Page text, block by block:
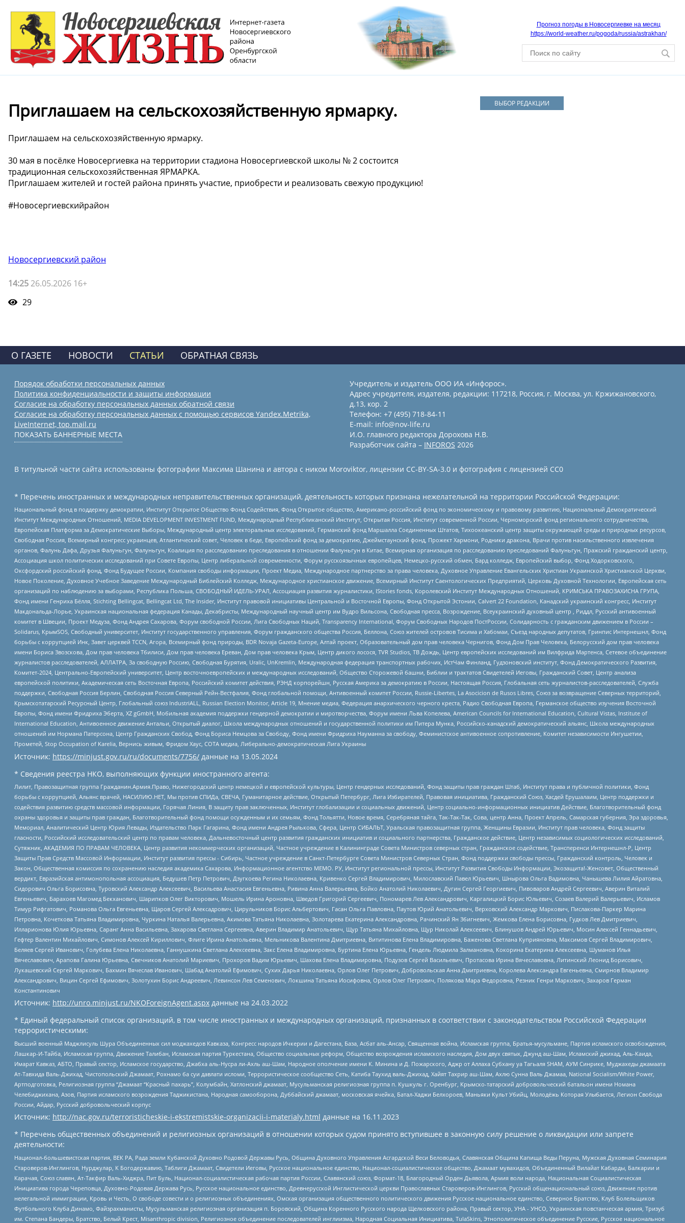
Прогноз погоды в Новосергиевке на месяц
https://world-weather.ru/pogoda/russia/astrakhan/
Приглашаем на сельскохозяйственную ярмарку.
Приглашаем на сельскохозяйственную ярмарку.
30 мая в посёлке Новосергиевка на территории стадиона Новосергиевской школы № 2 состоится
традиционная сельскохозяйственная ЯРМАРКА.
Приглашаем жителей и гостей района принять участие, приобрести и реализовать свежую продукцию!
#Новосергиевскийрайон
Новосергиевский район
14:25 26.05.2026 16+
29
ВЫБОР РЕДАКЦИИ
О ГАЗЕТЕ НОВОСТИ СТАТЬИ ОБРАТНАЯ СВЯЗЬ
Порядок обработки персональных данных
Политика конфиденциальности и защиты информации
Согласие на обработку персональных данных обратной связи
Согласие на обработку персональных данных с помощью сервисов Yandex.Metrika,
LiveInternet, top.mail.ru
ПОКАЗАТЬ БАННЕРНЫЕ МЕСТА
Учредитель и издатель ООО ИА «Инфорос».
Адрес учредителя, издателя, редакции: 117218, Россия, г. Москва, ул. Кржижановского,
д.13, кор. 2
Телефон: +7 (495) 718-84-11
E-mail: info@nov-life.ru
И.О. главного редактора Дорохова Н.В.
Разработчик сайта – INFOROS 2026
В титульной части сайта использованы фотографии Максима Шанина и автора с ником Moroviktor, лицензии CC-BY-SA-3.0 и фотография с лицензией СС0
* Перечень иностранных и международных неправительственных организаций, деятельность которых признана нежелательной на территории Российской Федерации:
Национальный фонд в поддержку демократии, Институт Открытое Общество Фонд Содействия, Фонд Открытое общество, Американо-российский фонд по экономическому и правовому развитию, Национальный Демократический
Институт Международных Отношений, MEDIA DEVELOPMENT INVESTMENT FUND, Международный Республиканский Институт, Открытая Россия, Институт современной России, Черноморский фонд регионального сотрудничества,
Европейская Платформа за Демократические Выборы, Международный центр электоральных исследований, Германский фонд Маршалла Соединенных Штатов, Тихоокеанский центр защиты окружающей среды и природных ресурсов,
Свободная Россия, Всемирный конгресс украинцев, Атлантический совет, Человек в беде, Европейский фонд за демократию, Джеймстаунский фонд, Прожект Хармони, Родники дракона, Врачи против насильственного извлечения
органов, Фалунь Дафа, Друзья Фалуньгун, Фалуньгун, Коалиция по расследованию преследования в отношении Фалуньгун в Китае, Всемирная организация по расследованию преследований Фалуньгун, Пражский гражданский центр,
Ассоциация школ политических исследований при Совете Европы, Центр либеральной современности, Форум русскоязычных европейцев, Немецко-русский обмен, Бард колледж, Европейский выбор, Фонд Ходорковского,
Оксфордский российский фонд, Фонд Будущее России, Компания свободы информации, Проект Медиа, Международное партнерство за права человека, Духовное Управление Евангельских Христиан Украинской Христианской Церкви,
Новое Поколение, Духовное Учебное Заведение Международный Библейский Колледж, Международное христианское движение, Всемирный Институт Саентологических Предприятий, Церковь Духовной Технологии, Европейская сеть
организаций по наблюдению за выборами, Республика Польша, СВОБОДНЫЙ ИДЕЛЬ-УРАЛ, Ассоциация развития журналистики, IStories fonds, Королевский Институт Международных Отношений, КРИМСЬКА ПРАВОЗАХИСНА ГРУПА,
Фонд имени Генриха Бёлля, Stichting Bellingcat, Bellingcat Ltd, The Insider, Институт правовой инициативы Центральной и Восточной Европы, Фонд Открытой Эстонии, Calvert 22 Foundation, Канадский украинский конгресс, Институт
Макдональда-Лорье, Украинская национальная федерация Канады, Декабристы, Международный научный центр им Вудро Вильсона, Свободная пресса, Возрождение, Всеукраинский духовный центр , Риддл, Русский антивоенный
комитет в Швеции, Проект Медуза, Фонд Андрея Сахарова, Форум свободной России, Лига Свободных Наций, Transparеncy International, Форум Свободных Народов ПостРоссии, Солидарность с гражданским движением в России –
Solidarus, КрымSOS, Свободный университет, Институт государственного управления, Форум гражданского общества Россия, Беллона, Союз жителей островов Тисима и Хабомаи, Съезд народных депутатов, Гринпис Интернешнл, Фонд
борьбы с коррупцией Инк, Завет церквей TCCN, Агора, Всемирный фонд природы, BDR Novaja Gazeta-Europe, Алтай проект, Образовательный дом прав человека Чернигов, Фонд Дом Прав Человека, Белорусский дом прав человека
имени Бориса Звозскова, Дом прав человека Тбилиси, Дом прав человека Ереван, Дом прав человека Крым, Центр дикого лосося, TVR Studios, ТВ Дождь, Центр европейских исследований им Вилфрида Мартенса, Сетевое объединение
журналистов расследователей, АЛЛАТРА, За свободную Россию, Свободная Бурятия, Uralic, UnKremlin, Международная федерация транспортных рабочих, ИстЧам Финланд, Гудзоновский институт, Фонд Демократического Развития,
Комитет-2024, Центрально-Европейский университет, Центр восточноевропейских и международных исследований, Общество Сторожевой башни, Библии и трактатов Свидетелей Иеговы, Гражданский Совет, Центр анализа
европейской политики, Академическая сеть Восточная Европа, Российский комитет действия, РЭНД корпорейшн, Русская Америка за демократию в России, Настоящая Россия, Глобальная сеть журналистов-расследователей, Служба
поддержки, Свободная Россия Берлин, Свободная Россия Северный Рейн-Вестфалия, Фонд глобальной помощи, Антивоенный комитет России, Russie-Libertes, La Asocicion de Rusos Libres, Союз за возвращение Северных территорий,
Крымскотатарский Ресурсный Центр, Глобальный союз IndustriALL, Russian Election Monitor, Article 19, Мнение медиа, Федерация анархического черного креста, Радио Свободная Европа, Германское общество изучения Восточной
Европы, Фонд имени Фридриха Эберта, XZ gGmbH, Мобильная академия поддержки гендерной демократии и миротворчества, Форум имени Льва Копелева, American Councils for International Education, Cultural Vistas, Institute of
International Education, Антивоенное движение Антальи, Открытый диалог, Школа международных отношений и государственной политики им Питера Мунка, Российско-канадский демократический альянс, Школа международных
отношений им Нормана Патерсона, Центр Гражданских Свобод, Фонд Бориса Немцова за Свободу, Фонд имени Фридриха Науманна за свободу, Феминистское антивоенное сопротивление, Комитет независимости Ингушетии,
Прометей, Stop Occupation of Karelia, Вернись живым, Фридом Хаус, СОТА медиа, Либерально-демократическая Лига Украины
Источник: https://minjust.gov.ru/ru/documents/7756/ данные на 13.05.2024
* Сведения реестра НКО, выполняющих функции иностранного агента:
Лилит, Правозащитная группа Гражданин.Армия.Право, Нижегородский центр немецкой и европейской культуры, Центр гендерных исследований, Фонд защиты прав граждан Штаб, Институт права и публичной политики, Фонд
борьбы с коррупцией, Альянс врачей, НАСИЛИЮ.НЕТ, Мы против СПИДа, СВЕЧА, Гуманитарное действие, Открытый Петербург, Лига Избирателей, Правовая инициатива, Гражданский Союз, Хасдей Ерушалаим, Центр поддержки и
содействия развитию средств массовой информации, Горячая Линия, В защиту прав заключенных, Институт глобализации и социальных движений, Центр социально-информационных инициатив Действие, Благотворительный фонд
охраны здоровья и защиты прав граждан, Благотворительный фонд помощи осужденным и их семьям, Фонд Тольятти, Новое время, Серебряная тайга, Так-Так-Так, Сова, центр Анна, Проект Апрель, Самарская губерния, Эра здоровья,
Мемориал, Аналитический Центр Юрия Левады, Издательство Парк Гагарина, Фонд имени Андрея Рылькова, Сфера, Центр СИБАЛЬТ, Уральская правозащитная группа, Женщины Евразии, Институт прав человека, Фонд защиты
гласности, Российский исследовательский центр по правам человека, Дальневосточный центр развития гражданских инициатив и социального партнерства, Гражданское действие, Центр независимых социологических исследований,
Сутяжник, АКАДЕМИЯ ПО ПРАВАМ ЧЕЛОВЕКА, Центр развития некоммерческих организаций, Частное учреждение в Калининграде Совета Министров северных стран, Гражданское содействие, Трансперенси Интернешнл-Р, Центр
Защиты Прав Средств Массовой Информации, Институт развития прессы - Сибирь, Частное учреждение в Санкт-Петербурге Совета Министров Северных Стран, Фонд поддержки свободы прессы, Гражданский контроль, Человек и
Закон, Общественная комиссия по сохранению наследия академика Сахарова, Информационное агентство МЕМО. РУ, Институт региональной прессы, Институт Развития Свободы Информации, Экозащита!-Женсовет, Общественный
вердикт, Евразийская антимонопольная ассоциация, Бедушев Петр Петрович, Дзугкоева Регина Николаевна, Кривенко Сергей Владимирович, Милославский Павел Юрьевич, Шнырова Ольга Вадимовна, Чанышева Лилия Айратовна,
Сидорович Ольга Борисовна, Туровский Александр Алексеевич, Васильева Анастасия Евгеньевна, Ривина Анна Валерьевна, Бойко Анатолий Николаевич, Дугин Сергей Георгиевич, Пивоваров Андрей Сергеевич, Аверин Виталий
Евгеньевич, Барахоев Магомед Бекханович, Шарипков Олег Викторович, Мошель Ирина Ароновна, Шведов Григорий Сергеевич, Пономарев Лев Александрович, Каргалицкий Борис Юльевич, Созаев Валерий Валерьевич, Исламов
Тимур Рифгатович, Романова Ольга Евгеньевна, Щаров Сергей Алексадрович, Цирульников Борис Альбертович, Гасан Ольга Павловна, Паутов Юрий Анатольевич, Верховский Александр Маркович, Пислакова-Паркер Марина
Петровна, Кочеткова Татьяна Владимировна, Чуркина Наталья Валерьевна, Акимова Татьяна Николаевна, Золотарева Екатерина Александровна, Рачинский Ян Збигневич, Жемкова Елена Борисовна, Гудков Лев Дмитриевич,
Илларионова Юлия Юрьевна, Саранг Анна Васильевна, Захарова Светлана Сергеевна, Аверин Владимир Анатольевич, Щур Татьяна Михайловна, Щур Николай Алексеевич, Блинушов Андрей Юрьевич, Мосин Алексей Геннадьевич,
Гефтер Валентин Михайлович, Симонов Алексей Кириллович, Флиге Ирина Анатольевна, Мельникова Валентина Дмитриевна, Вититинова Елена Владимировна, Баженова Светлана Куприяновна, Максимов Сергей Владимирович,
Беляев Сергей Иванович, Голубева Елена Николаевна, Ганнушкина Светлана Алексеевна, Закс Елена Владимировна, Буртина Елена Юрьевна, Гендель Людмила Залмановна, Кокорина Екатерина Алексеевна, Шуманов Илья
Вячеславович, Арапова Галина Юрьевна, Свечников Анатолий Мариевич, Прохоров Вадим Юрьевич, Шахова Елена Владимировна, Подузов Сергей Васильевич, Протасова Ирина Вячеславовна, Литинский Леонид Борисович,
Лукашевский Сергей Маркович, Бахмин Вячеслав Иванович, Шабад Анатолий Ефимович, Сухих Дарья Николаевна, Орлов Олег Петрович, Добровольская Анна Дмитриевна, Королева Александра Евгеньевна, Смирнов Владимир
Александрович, Вицин Сергей Ефимович, Золотухин Борис Андреевич, Левинсон Лев Семенович, Локшина Татьяна Иосифовна, Орлов Олег Петрович, Полякова Мара Федоровна, Резник Генри Маркович, Захаров Герман
Константинович
Источник: http://unro.minjust.ru/NKOForeignAgent.aspx данные на 24.03.2022
* Единый федеральный список организаций, в том числе иностранных и международных организаций, признанных в соответствии с законодательством Российской Федерации
террористическими:
Высший военный Маджлисуль Шура Объединенных сил моджахедов Кавказа, Конгресс народов Ичкерии и Дагестана, База, Асбат аль-Ансар, Священная война, Исламская группа, Братья-мусульмане, Партия исламского освобождения,
Лашкар-И-Тайба, Исламская группа, Движение Талибан, Исламская партия Туркестана, Общество социальных реформ, Общество возрождения исламского наследия, Дом двух святых, Джунд аш-Шам, Исламский джихад, Аль-Каида,
Имарат Кавказ, АБТО, Правый сектор, Исламское государство, Джабха аль-Нусра ли-Ахль аш-Шам, Народное ополчение имени К. Минина и Д. Пожарского, Аджр от Аллаха Субхану уа Тагьаля SHAM, АУМ Синрике, Муджахеды джамаата
Ат-Тавхида Валь-Джихад, Чистопольский Джамаат, Рохнамо ба суи давлати исломи, Террористическое сообщество Сеть, Катиба Таухид валь-Джихад, Хайят Тахрир аш-Шам, Ахлю Сунна Валь Джамаа, National Socialism/White Power,
Артподготовка, Религиозная группа “Джамаат “Красный пахарь”, Колумбайн, Хатлонский джамаат, Мусульманская религиозная группа п. Кушкуль г. Оренбург, Крымско-татарский добровольческий батальон имени Номана
Челебиджихана, Азов, Партия исламского возрождения Таджикистана, Народная самооборона, Дуббайский джамаат, московская ячейка, Батал-Хаджи Белхороев, Маньяки Культ Убийц, Молодёжь Которая Улыбается, Легион Свобода
России, Айдар, Русский добровольческий корпус
Источник: http://nac.gov.ru/terroristicheskie-i-ekstremistskie-organizacii-i-materialy.html данные на 16.11.2023
* Перечень общественных объединений и религиозных организаций в отношении которых судом принято вступившее в законную силу решение о ликвидации или запрете
деятельности:
Национал-большевистская партия, ВЕК РА, Рада земли Кубанской Духовно Родовой Державы Русь, Община Духовного Управления Асгардской Веси Беловодья, Славянская Община Капища Веды Перуна, Мужская Духовная Семинария
Староверов-Инглингов, Нурджулар, К Богодержавию, Таблиги Джамаат, Свидетели Иеговы, Русское национальное единство, Национал-социалистическое общество, Джамаат мувахидов, Объединенный Вилайат Кабарды, Балкарии и
Карачая, Союз славян, Ат-Такфир Валь-Хиджра, Пит Буль, Национал-социалистическая рабочая партия России, Славянский союз, Формат-18, Благородный Орден Дьявола, Армия воли народа, Национальная Социалистическая
Инициатива города Череповца, Духовно-Родовая Держава Русь, Русское национальное единство, Древнерусской Инглистической церкви Православных Староверов-Инглингов, Русский общенациональный союз, Движение против
нелегальной иммиграции, Кровь и Честь, О свободе совести и о религиозных объединениях, Омская организация общественного политического движения Русское национальное единство, Северное Братство, Клуб Болельщиков
Футбольного Клуба Динамо, Файзрахманисты, Мусульманская религиозная организация п. Боровский, Община Коренного Русского народа Щелковского района, Правый сектор, УНА - УНСО, Украинская повстанческая армия, Тризуб
им. Степана Бандеры, Братство, Белый Крест, Misanthropic division, Религиозное объединение последователей инглиизма, Народная Социальная Инициатива, TulaSkins, Этнополитическое объединение Русские, Русское национальное